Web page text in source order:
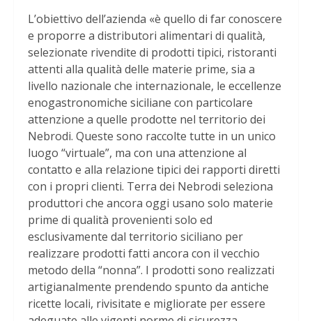
L’obiettivo dell’azienda «è quello di far conoscere
e proporre a distributori alimentari di qualità,
selezionate rivendite di prodotti tipici, ristoranti
attenti alla qualità delle materie prime, sia a
livello nazionale che internazionale, le eccellenze
enogastronomiche siciliane con particolare
attenzione a quelle prodotte nel territorio dei
Nebrodi. Queste sono raccolte tutte in un unico
luogo “virtuale”, ma con una attenzione al
contatto e alla relazione tipici dei rapporti diretti
con i propri clienti. Terra dei Nebrodi seleziona
produttori che ancora oggi usano solo materie
prime di qualità provenienti solo ed
esclusivamente dal territorio siciliano per
realizzare prodotti fatti ancora con il vecchio
metodo della “nonna”. I prodotti sono realizzati
artigianalmente prendendo spunto da antiche
ricette locali, rivisitate e migliorate per essere